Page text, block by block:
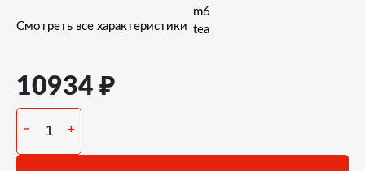
Смотреть все характеристики
10934 ₽
− +